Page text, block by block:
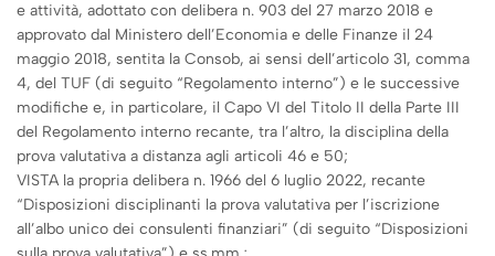
e attività, adottato con delibera n. 903 del 27 marzo 2018 e
approvato dal Ministero dell’Economia e delle Finanze il 24
maggio 2018, sentita la Consob, ai sensi dell’articolo 31, comma
4, del TUF (di seguito “Regolamento interno”) e le successive
modifiche e, in particolare, il Capo VI del Titolo II della Parte III
del Regolamento interno recante, tra l’altro, la disciplina della
prova valutativa a distanza agli articoli 46 e 50;
VISTA la propria delibera n. 1966 del 6 luglio 2022, recante
“Disposizioni disciplinanti la prova valutativa per l’iscrizione
all’albo unico dei consulenti finanziari” (di seguito “Disposizioni